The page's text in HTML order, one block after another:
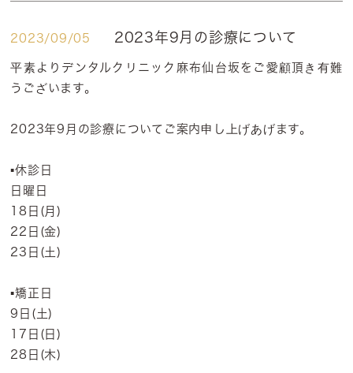
2023/09/05 2023年9月の診療について
平素よりデンタルクリニック麻布仙台坂をご愛顧頂き有難
うございます。
2023年9月の診療についてご案内申し上げあげます。
▪️休診日
日曜日
18日(月)
22日(金)
23日(土)
▪️矯正日
9日(土)
17日(日)
28日(木)